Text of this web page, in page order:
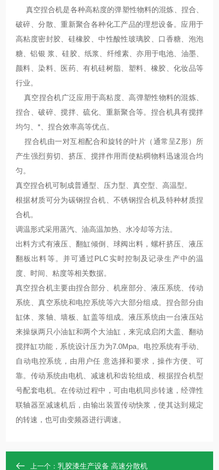
真空捏合机是各种高粘度的弹塑性物料的混炼、捏合、
破碎、分散、重新聚合各种化工产品的理想设备。应用于
高粘度密封胶、硅橡胶、中性酸性玻璃胶、口香糖、泡泡
糖、铝银 浆、硅胶、纸浆、纤维素、亦用于电池、油墨、
颜料、染料、医药、有机硅树脂、塑料、橡胶、化妆品等
行业。
真空捏合机广泛应用于高粘度、高弹塑性物料的混炼、
捏合、破碎、搅拌、硫化、重新聚合等。捏合机具有搅拌
均匀、*、捏合效率高等优点。
捏合机由一对互相配合和旋转的叶片（通常呈Z形）所
产生强烈剪切、挤压、搅拌作用而使粘稠物料迅速混合均
匀。
真空捏合机可制成普通型、压力型、真空型、高温型。
根据材质可分为碳钢捏合机、不锈钢捏合机及特种材质捏
合机。
调温形式采用蒸汽、油高温加热、水冷却等方法。
出料方式有液压、翻缸倾倒、球阀出料，螺杆挤压、液压
翻板出料等。并可通过PLC实时控制及记录生产中的温
度、时间、粘度等相关数据。
真空捏合机主要由捏合部分、机座部分、液压系统、传动
系统、真空系统和电控系统等六大部分组成。捏合部分由
缸体、浆轴、墙板、缸盖等组成。液压系统由一台液压站
来操纵两只小油缸和两个大油缸，来完成启闭大盖、翻动
搅拌缸功能，系统设计压力为7.0Mpa。电控系统有手动、
自动电控系统，由用户任 意选择和要求，操作方便、可
靠。传动系统由电机、减速机和齿轮组成、根据捏合机型
号配套电机。在传动过程中，可由电机同步转速，经弹性
联轴器至减速机后，由输出装置传动快浆，使其达到规定
的转速，也可由变频器进行调速。
上一个： 乳胶漆生产设备 高速分散机